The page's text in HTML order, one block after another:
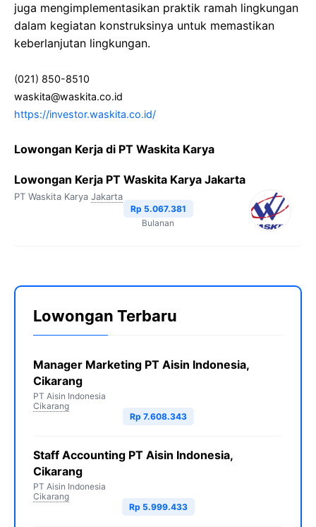
juga mengimplementasikan praktik ramah lingkungan
dalam kegiatan konstruksinya untuk memastikan
keberlanjutan lingkungan.
(021) 850-8510
waskita@waskita.co.id
https://investor.waskita.co.id/
Lowongan Kerja di PT Waskita Karya
Lowongan Kerja PT Waskita Karya Jakarta
PT Waskita Karya Jakarta
Rp 5.067.381
Bulanan
Lowongan Terbaru
Manager Marketing PT Aisin Indonesia,
Cikarang
PT Aisin Indonesia
Cikarang
Rp 7.608.343
Staff Accounting PT Aisin Indonesia,
Cikarang
PT Aisin Indonesia
Cikarang
Rp 5.999.433